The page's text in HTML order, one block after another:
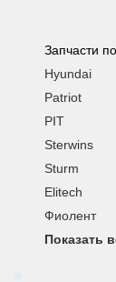
Запчасти
Hyundai
Patriot
PIT
Sterwins
Sturm
Elitech
Фиолент
Показать